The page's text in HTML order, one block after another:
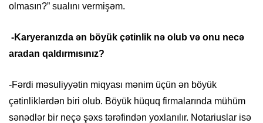
olmasın?” sualını vermişəm.
-Karyeranızda ən böyük çətinlik nə olub və onu necə
aradan qaldırmısınız?
-Fərdi məsuliyyətin miqyası mənim üçün ən böyük
çətinliklərdən biri olub. Böyük hüquq firmalarında mühüm
sənədlər bir neçə şəxs tərəfindən yoxlanılır. Notariuslar isə